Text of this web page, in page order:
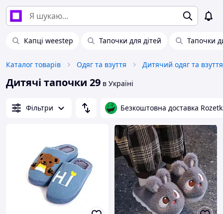
Капці weestep Тапочки для дітей Тапочки
Каталог товарів Одяг та взуття Дитячий одяг та взуття
Дитячі тапочки 29 в Україні
Фільтри Безкоштовна доставка